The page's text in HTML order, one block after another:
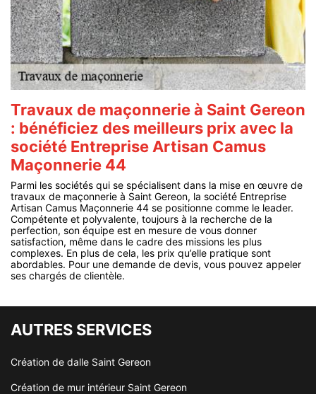
Travaux de maçonnerie à Saint Gereon
: bénéficiez des meilleurs prix avec la
société Entreprise Artisan Camus
Maçonnerie 44
Parmi les sociétés qui se spécialisent dans la mise en œuvre de
travaux de maçonnerie à Saint Gereon, la société Entreprise
Artisan Camus Maçonnerie 44 se positionne comme le leader.
Compétente et polyvalente, toujours à la recherche de la
perfection, son équipe est en mesure de vous donner
satisfaction, même dans le cadre des missions les plus
complexes. En plus de cela, les prix qu’elle pratique sont
abordables. Pour une demande de devis, vous pouvez appeler
ses chargés de clientèle.
AUTRES SERVICES
Création de dalle Saint Gereon
Création de mur intérieur Saint Gereon